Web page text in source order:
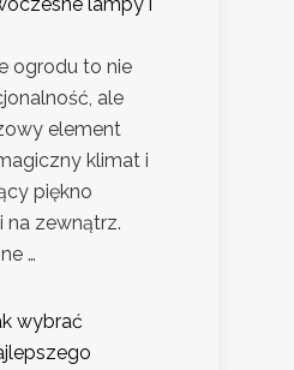
ogrodu to nie
ale
element
klimat i
piękno
na zewnątrz.
…
wybrać